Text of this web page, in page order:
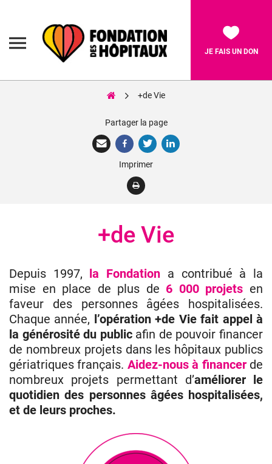
des
Hôpitaux
JE FAIS UN DON
Nous soutenir
Donateurs
Hôpitaux
Legs
Presse
+de Vie
Partager la page
Imprimer
+de Vie
Depuis 1997, la Fondation a contribué à la
mise en place de plus de 6 000 projets en
faveur des personnes âgées hospitalisées.
Chaque année, l’opération +de Vie fait appel à
la générosité du publicafin de pouvoir financer
de nombreux projets dans les hôpitaux publics
gériatriques français. Aidez-nous à financer de
nombreux projets permettant d’améliorer le
quotidien des personnes âgées hospitalisées,
et de leurs proches.